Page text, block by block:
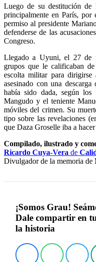
Luego de su destitución
principalmente en París,
permiso al presidente
defenderse de las
Congreso.
Llegado a Uyuni, el 27 de
grupos que le calificaban
escolta militar para
asesinado con una
había sido dada, según
Mangudo y el teniente
móviles del crimen. Su
tipo sobre las revelaciones
que Daza Groselle iba a
Compilado, ilustrado y
Ricardo Cuya-Vera de
Divulgador de la memoria de
¡Somos Grau!
Dale compartir en
la historia